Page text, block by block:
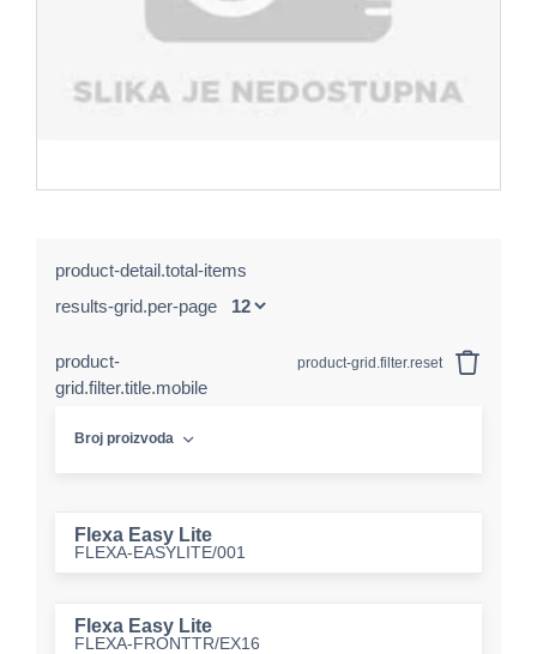
product-detail.total-items
results-grid.per-page
product-
grid.filter.title.mobile
product-grid.filter.reset
Broj proizvoda
Flexa Easy Lite
FLEXA-EASYLITE/001
Flexa Easy Lite
FLEXA-FRONTTR/EX16